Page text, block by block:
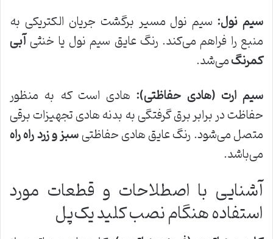
سیم نول: سیم نول مسیر برگشت جریان الکتریکی به
منبع را فراهم می‌کند. رنگ عایق سیم نول یا خنثیآبی
کمرنگمی‌شد.
سیم ارت (هادی حفاظتی): هادی است که به منظور
حفاظت در برابر برق گرفتگی به بدنه هادی تجهیزات برقی
متصل می‌شود. رنگ عایق هادی حفاظتیسبز و زرد راه راه
می‌باشد.
آشنایی با اصطلاحات و قطعات مورد
استفاده هنگام نصب کلید یک‌پل